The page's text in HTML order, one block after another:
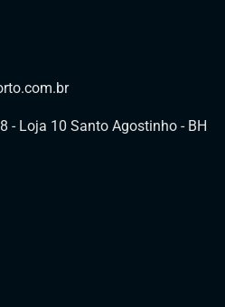
- Loja 10 Santo Agostinho - BH